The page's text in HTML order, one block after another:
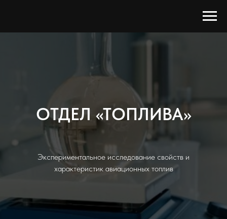
ОТДЕЛ «ТОПЛИВА»
Экспериментальное исследование свойств и
характеристик авиационных топлив